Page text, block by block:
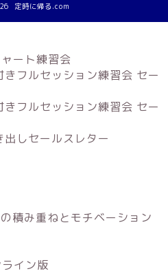
定時に帰る.com
ート練習会
フルセッション練習会 セー
フルセッション練習会 セー
しセールスレター
積み重ねとモチベーション
イン版